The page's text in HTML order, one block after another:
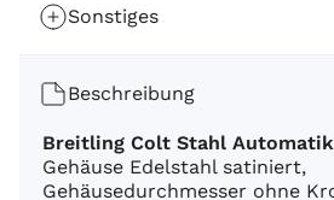
Sonstiges
Beschreibung
Breitling Colt Stahl
Gehäuse Edelstahl satiniert,
Gehäusedurchmesser ohne